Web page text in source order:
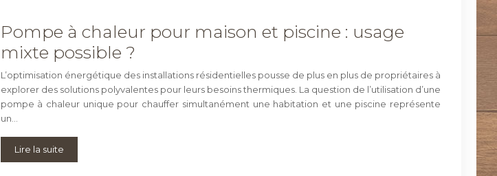
Pompe à chaleur pour maison et piscine : usage
mixte possible ?
L’optimisation énergétique des installations résidentielles pousse de plus en plus de propriétaires à
explorer des solutions polyvalentes pour leurs besoins thermiques. La question de l’utilisation d’une
pompe à chaleur unique pour chauffer simultanément une habitation et une piscine représente
un…
Lire la suite